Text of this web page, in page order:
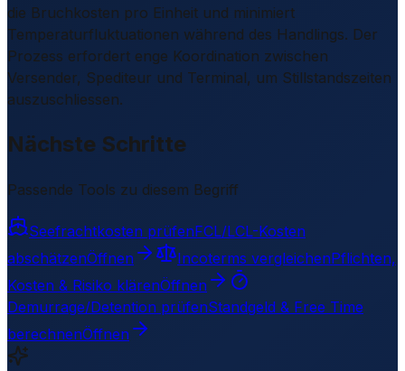
die Bruchkosten pro Einheit und minimiert
Temperaturfluktuationen während des Handlings. Der
Prozess erfordert enge Koordination zwischen
Versender, Spediteur und Terminal, um Stillstandszeiten
auszuschliessen.
Nächste Schritte
Passende Tools zu diesem Begriff
Seefrachtkosten prüfenFCL/LCL-Kosten
abschätzenÖffnen Incoterms vergleichenPflichten,
Kosten & Risiko klärenÖffnen
Demurrage/Detention prüfenStandgeld & Free Time
berechnenÖffnen